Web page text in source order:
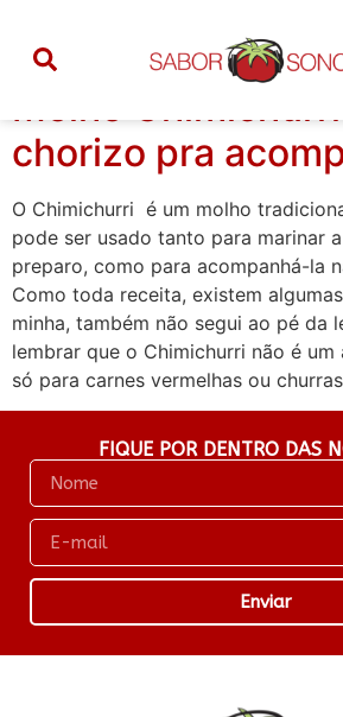
Tag: chorizo
Molho
chorizo pra
O Chimichurri é um molho
pode ser usado tanto para marinar
preparo, como para acompanhá-la
Como toda receita, existem
minha, também não segui ao pé da
lembrar que o Chimichurri não é um
só para carnes vermelhas ou
FIQUE POR DENTRO DAS
Enviar